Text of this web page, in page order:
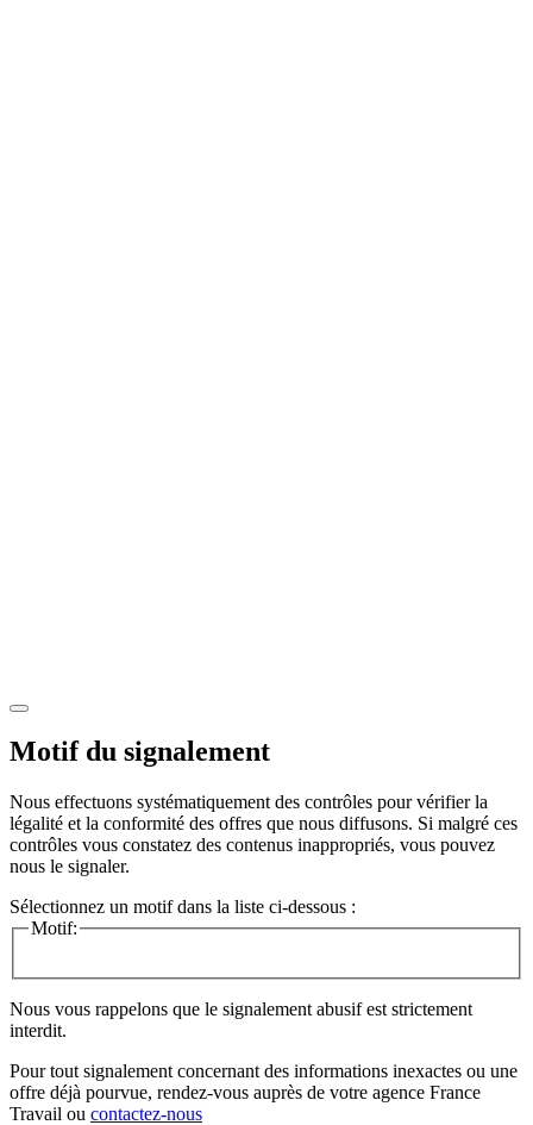
Motif du signalement
Nous effectuons systématiquement des contrôles pour vérifier la
légalité et la conformité des offres que nous diffusons. Si malgré ces
contrôles vous constatez des contenus inappropriés, vous pouvez
nous le signaler.
Sélectionnez un motif dans la liste ci-dessous :
Motif:
Nous vous rappelons que le signalement abusif est strictement
interdit.
Pour tout signalement concernant des informations inexactes ou une
offre déjà pourvue, rendez-vous auprès de votre agence France
Travail ou contactez-nous